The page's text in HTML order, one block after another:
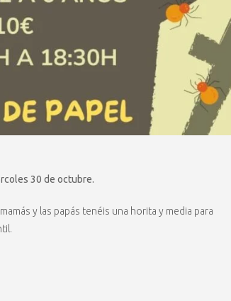
30 de octubre.
y las papás tenéis una horita y media para